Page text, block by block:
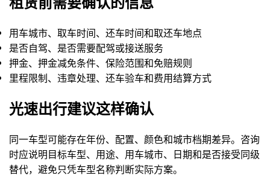
用车城市、取车时间、还车时间和取还车地点
是否自驾、是否需要配驾或接送服务
押金、押金减免条件、保险范围和免赔规则
里程限制、违章处理、还车验车和费用结算方式
光速出行建议这样确认
同一车型可能存在年份、配置、颜色和城市档期差异。咨询
时应说明目标车型、用途、用车城市、日期和是否接受同级
替代，避免只凭车型名称判断实际方案。